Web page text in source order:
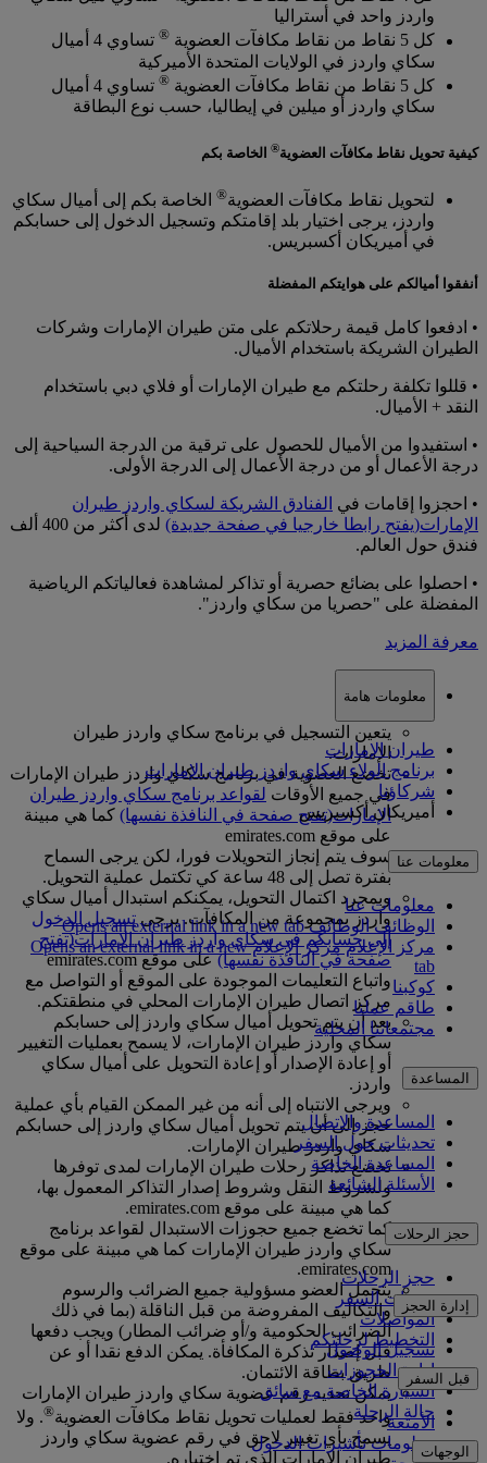
واردز واحد في أستراليا
كل 5 نقاط من نقاط مكافآت العضوية
®
تساوي 4 أميال
سكاي واردز في الولايات المتحدة الأميركية
كل 5 نقاط من نقاط مكافآت العضوية
®
تساوي 4 أميال
سكاي واردز أو ميلين في إيطاليا، حسب نوع البطاقة
كيفية تحويل نقاط مكافآت العضوية® الخاصة بكم
لتحويل نقاط مكافآت العضوية® الخاصة بكم إلى أميال سكاي
واردز، يرجى اختيار بلد إقامتكم وتسجيل الدخول إلى حسابكم
في أميريكان أكسبريس.
أنفقوا أميالكم على هوايتكم المفضلة
• ادفعوا كامل قيمة رحلاتكم على متن طيران الإمارات وشركات
الطيران الشريكة باستخدام الأميال.
• قللوا تكلفة رحلتكم مع طيران الإمارات أو فلاي دبي باستخدام
النقد + الأميال.
• استفيدوا من الأميال للحصول على ترقية من الدرجة السياحية إلى
درجة الأعمال أو من درجة الأعمال إلى الدرجة الأولى.
• احجزوا إقامات في الفنادق الشريكة لسكاي واردز طيران
الإمارات(يفتح رابطا خارجيا في صفحة جديدة)
لدى أكثر من 400 ألف
فندق حول العالم.
• احصلوا على بضائع حصرية أو تذاكر لمشاهدة فعالياتكم الرياضية
المفضلة على "حصريا من سكاي واردز".
معرفة المزيد
معلومات هامة
يتعين التسجيل في برنامج سكاي واردز طيران
الإمارات.
تخضع العضوية في برنامج سكاي واردز طيران الإمارات
في جميع الأوقات لقواعد برنامج سكاي واردز طيران
الإمارات(تفتح صفحة في النافذة نفسها) كما هي مبينة
على موقع emirates.com
سوف يتم إنجاز التحويلات فورا، لكن يرجى السماح
بفترة تصل إلى 48 ساعة كي تكتمل عملية التحويل.
وبمجرد اكتمال التحويل، يمكنكم استبدال أميال سكاي
واردز بمجموعة من المكافآت. يرجى تسجيل الدخول
إلى حسابكم في سكاي واردز طيران الإمارات(تفتح
صفحة في النافذة نفسها)
على موقع emirates.com
واتباع التعليمات الموجودة على الموقع أو التواصل مع
مركز اتصال طيران الإمارات المحلي في منطقتكم.
بعد أن يتم تحويل أميال سكاي واردز إلى حسابكم
سكاي واردز طيران الإمارات، لا يسمح بعمليات التغيير
أو إعادة الإصدار أو إعادة التحويل على أميال سكاي
واردز.
ويرجى الانتباه إلى أنه من غير الممكن القيام بأي عملية
حجز إلى أن يتم تحويل أميال سكاي واردز إلى حسابكم
سكاي واردز طيران الإمارات.
تخضع تذاكر رحلات طيران الإمارات لمدى توفرها
ولشروط النقل وشروط إصدار التذاكر المعمول بها،
كما هي مبينة على موقع emirates.com.
كما تخضع جميع حجوزات الاستبدال لقواعد برنامج
سكاي واردز طيران الإمارات كما هي مبينة على موقع
emirates.com.
يتحمل العضو مسؤولية جميع الضرائب والرسوم
والتكاليف المفروضة من قبل الناقلة (بما في ذلك
الضرائب الحكومية و/أو ضرائب المطار) ويجب دفعها
قبل إصدار تذكرة المكافأة. يمكن الدفع نقدا أو عن
طريق بطاقة الائتمان.
يمكن تحديد رقم عضوية سكاي واردز طيران الإمارات
واحد فقط لعمليات تحويل نقاط مكافآت العضوية®. ولا
يسمح بأي تغيير لاحق في رقم عضوية سكاي واردز
طيران الإمارات الذي تم اختياره.
طيران الإمارات
برنامج الولاء سكاي واردز طيران الإمارات
شركاؤنا
أميريكان أكسبريس
معلومات عنا
معلومات عنا
الوظائفالوظائف Opens an external link in a new tab
مركز الإعلام
مركز الإعلام Opens an external link in a new
tab
كوكبنا
طاقم عملنا
مجتمعاتنا المحلية
المساعدة
المساعدة والاتصال
تحديثات حول السفر
المساعدة الخاصة
الأسئلة الشائعة
حجز الرحلات
حجز الرحلات
خدمات السفر
المواصلات
التخطيط لرحلتكم
إدارة الحجز
تسجيل الوصول
إدارة الحجوزات
السيارة الخاصة مع سائق
حالة الرحلة
قبل السفر
الأمتعة
معلومات تأشيرات الدخولالوجهات